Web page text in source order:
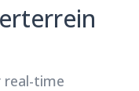
real-time